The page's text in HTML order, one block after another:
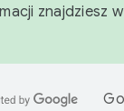
znajdziesz